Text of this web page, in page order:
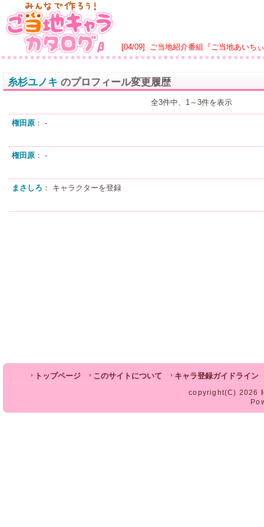
[04/09] ご当地紹介番組『ご当地あいち
糸杉ユノキ のプロフィール変更履歴
全3件中、1～3件を表示
権田原 ： -
権田原 ： -
まさしろ ： キャラクターを登録
トップページ このサイトについて キャラ登録ガイドライン
copyright(C) 2026